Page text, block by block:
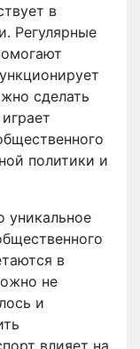
в
Регулярные
сделать
политики и
уникальное
в
не
и
влияет на